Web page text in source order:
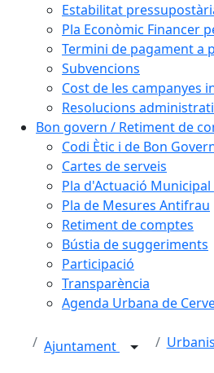
Estabilitat
Pla Econòmic Financer
Termini de pagament a
Subvencions
Cost de les campanyes
Resolucions
Bon govern / Retiment de
Codi Ètic i de Bon
Cartes de serveis
Pla d'Actuació Municipal
Pla de Mesures Antifrau
Retiment de comptes
Bústia de suggeriments
Participació
Transparència
Agenda Urbana de
Ajuntament